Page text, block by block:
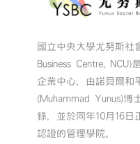
國立中央大學尤努斯社
Business Centre, NCU)
企業中心，由諾貝爾
(Muhammad Yunus)博
錄，並於同年10月16日
認證的管理學院。